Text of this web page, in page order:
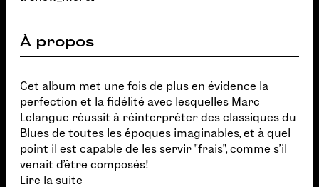
À propos
Cet album met une fois de plus en évidence la
perfection et la fidélité avec lesquelles Marc
Lelangue réussit à réinterpréter des classiques du
Blues de toutes les époques imaginables, et à quel
point il est capable de les servir "frais", comme s'il
venait d'être composés!
Lire la suite